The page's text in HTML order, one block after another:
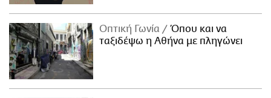
Οπτική Γωνία
Όπου και να
ταξιδέψω η Αθήνα με πληγώνει